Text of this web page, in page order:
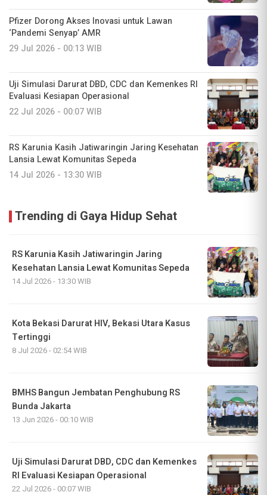
Pfizer Dorong Akses Inovasi untuk Lawan
‘Pandemi Senyap’ AMR
29 Jul 2026 - 00:13 WIB
Uji Simulasi Darurat DBD, CDC dan Kemenkes RI
Evaluasi Kesiapan Operasional
22 Jul 2026 - 00:07 WIB
RS Karunia Kasih Jatiwaringin Jaring Kesehatan
Lansia Lewat Komunitas Sepeda
14 Jul 2026 - 13:30 WIB
Trending di Gaya Hidup Sehat
RS Karunia Kasih Jatiwaringin Jaring
Kesehatan Lansia Lewat Komunitas Sepeda
14 Jul 2026 - 13:30 WIB
Kota Bekasi Darurat HIV, Bekasi Utara Kasus
Tertinggi
8 Jul 2026 - 02:54 WIB
BMHS Bangun Jembatan Penghubung RS
Bunda Jakarta
13 Jun 2026 - 00:10 WIB
Uji Simulasi Darurat DBD, CDC dan Kemenkes
RI Evaluasi Kesiapan Operasional
22 Jul 2026 - 00:07 WIB